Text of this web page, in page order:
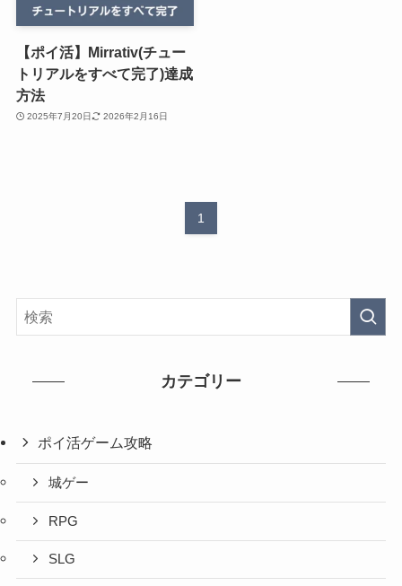
【ポイ活】Mirrativ(チュー
トリアルをすべて完了)達成
方法
2025年7月20日 2026年2月16日
1
カテゴリー
ポイ活ゲーム攻略
城ゲー
RPG
SLG